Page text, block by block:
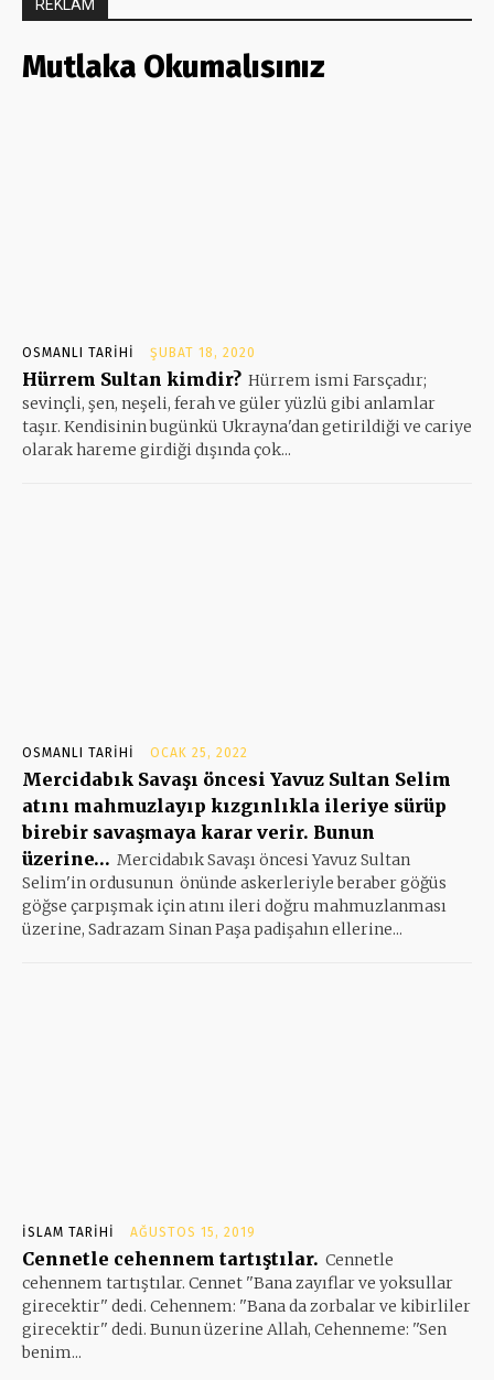
REKLAM
Mutlaka Okumalısınız
OSMANLI TARIHI ŞUBAT 18, 2020
Hürrem Sultan kimdir? Hürrem ismi Farsçadır;
sevinçli, şen, neşeli, ferah ve güler yüzlü gibi anlamlar
taşır. Kendisinin bugünkü Ukrayna'dan getirildiği ve cariye
olarak hareme girdiği dışında çok...
OSMANLI TARIHI OCAK 25, 2022
Mercidabık Savaşı öncesi Yavuz Sultan Selim
atını mahmuzlayıp kızgınlıkla ileriye sürüp
birebir savaşmaya karar verir. Bunun
üzerine… Mercidabık Savaşı öncesi Yavuz Sultan
Selim'in ordusunun önünde askerleriyle beraber göğüs
göğse çarpışmak için atını ileri doğru mahmuzlanması
üzerine, Sadrazam Sinan Paşa padişahın ellerine...
İSLAM TARIHI AĞUSTOS 15, 2019
Cennetle cehennem tartıştılar. Cennetle
cehennem tartıştılar. Cennet ''Bana zayıflar ve yoksullar
girecektir'' dedi. Cehennem: ''Bana da zorbalar ve kibirliler
girecektir'' dedi. Bunun üzerine Allah, Cehenneme: ''Sen
benim...